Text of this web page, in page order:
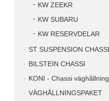
KW ZEEKR
KW SUBARU
KW RESERVDELAR
ST SUSPENSION CHASSI
BILSTEIN CHASSI
KONI - Chassi väghållning
VÄGHÅLLNINGSPAKET